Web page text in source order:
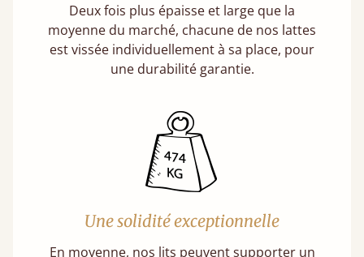
Deux fois plus épaisse et large que la
moyenne du marché, chacune de nos lattes
est vissée individuellement à sa place, pour
une durabilité garantie.
Une solidité exceptionnelle
En moyenne, nos lits peuvent supporter un